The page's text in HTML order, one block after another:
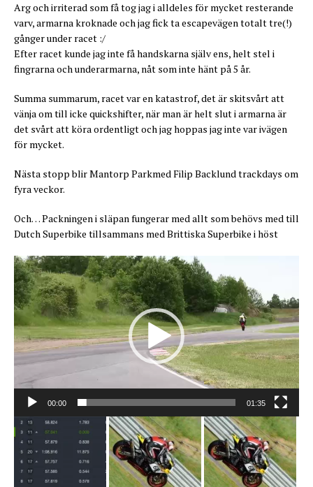
Arg och irriterad som få tog jag i alldeles för mycket resterande
varv, armarna kroknade och jag fick ta escapevägen totalt tre(!)
gånger under racet :/
Efter racet kunde jag inte få handskarna själv ens, helt stel i
fingrarna och underarmarna, nåt som inte hänt på 5 år.
Summa summarum, racet var en katastrof, det är skitsvårt att
vänja om till icke quickshifter, när man är helt slut i armarna är
det svårt att köra ordentligt och jag hoppas jag inte var ivägen
för mycket.
Nästa stopp blir Mantorp Parkmed Filip Backlund trackdays om
fyra veckor.
Och… Packningen i släpan fungerar med allt som behövs med till
Dutch Superbike tillsammans med Brittiska Superbike i höst
Videospelare
00:00 01:35